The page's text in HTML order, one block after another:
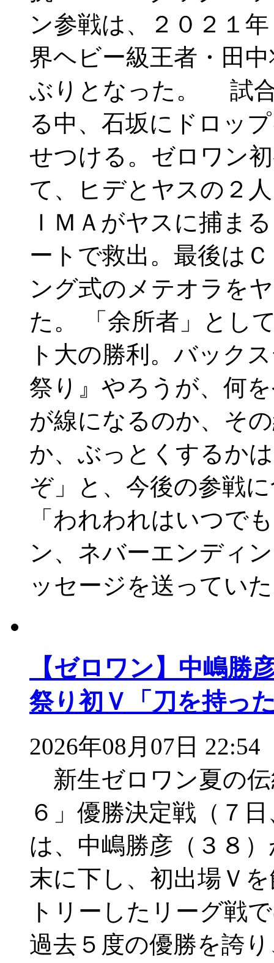
ン参戦は、２０２１
界ヘビー級王者・田
ぶりとなった。 試合
る中、石坂にドロッ
せつける。ゼロワン
て、ヒデとヤスの２
ＩＭＡがヤスに捕ま
ートで救出。最後は
ング式のメテオラを
た。 「余所者」とし
ト大の勝利。バック
祭り』やろうが、何
が線になるのか、そ
か、ぶっとくするか
ぞ」と、今後の参戦
「われわれはいつで
ン、ネバーエンディ
ッセージを送ってい
【ゼロワン】中嶋
祭り初Ｖ「刀を持っ
2026年08月07日 22:54
新生ゼロワン夏の
６」優勝決定戦（７
は、中嶋勝彦（３８
末に下し、初出場Ｖ
トリーしたリーグ戦
過去５度の優勝を誇